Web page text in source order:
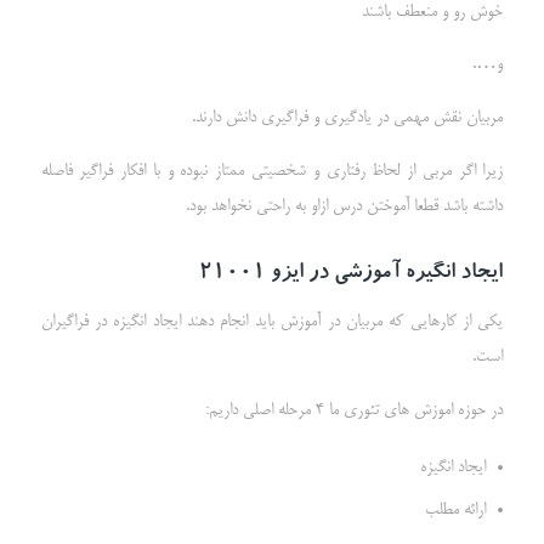
خوش رو و منعطف باشند
و….
مربیان نقش مهمی در یادگیری و فراگیری دانش دارند.
زیرا اگر مربی از لحاظ رفتاری و شخصیتی ممتاز نبوده و با افکار فراگیر فاصله
داشته باشد قطعا آموختن درس ازاو به راحتی نخواهد بود.
ایجاد انگیره آموزشی در ایزو 21001
یکی از کارهایی که مربیان در آموزش باید انجام دهند ایجاد انگیزه در فراگیران
است.
در حوزه اموزش های تئوری ما 4 مرحله اصلی داریم:
ایجاد انگیزه
ارائه مطلب